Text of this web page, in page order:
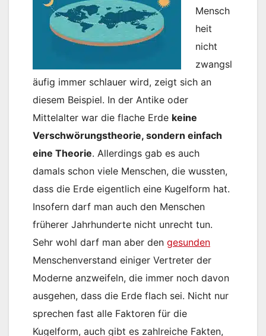
Mensch
heit
nicht
zwangsl
äufig immer schlauer wird, zeigt sich an
diesem Beispiel. In der Antike oder
Mittelalter war die flache Erde keine
Verschwörungstheorie, sondern einfach
eine Theorie. Allerdings gab es auch
damals schon viele Menschen, die wussten,
dass die Erde eigentlich eine Kugelform hat.
Insofern darf man auch den Menschen
früherer Jahrhunderte nicht unrecht tun.
Sehr wohl darf man aber den gesunden
Menschenverstand einiger Vertreter der
Moderne anzweifeln, die immer noch davon
ausgehen, dass die Erde flach sei. Nicht nur
sprechen fast alle Faktoren für die
Kugelform, auch gibt es zahlreiche Fakten,